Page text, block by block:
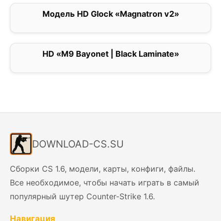
Модель HD Glock «Magnatron v2»
HD «M9 Bayonet | Black Laminate»
DOWNLOAD-CS.SU
Сборки CS 1.6, модели, карты, конфиги, файлы.
Все необходимое, чтобы начать играть в самый
популярный шутер Counter-Strike 1.6.
Навигация